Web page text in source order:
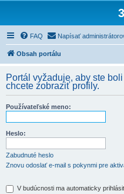
FAQ Napísať
Obsah portálu
Portál vyžaduje, aby ste
chcete zobraziť profily.
Používateľské meno:
Heslo:
Zabudnuté heslo
Znovu odoslať e-mail s pokynmi pre
V budúcnosti ma automaticky